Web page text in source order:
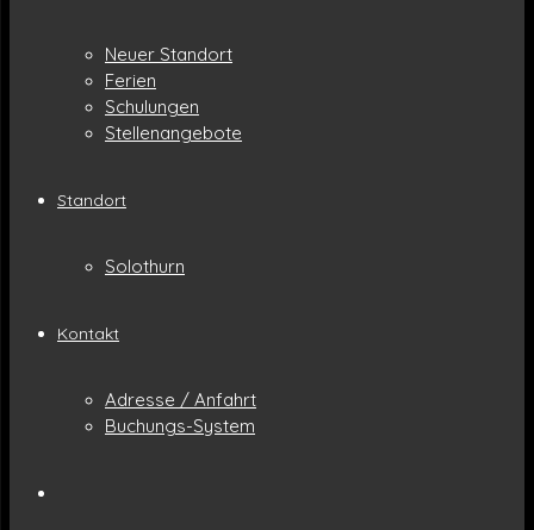
Neuer Standort
Ferien
Schulungen
Stellenangebote
Standort
Solothurn
Kontakt
Adresse / Anfahrt
Buchungs-System